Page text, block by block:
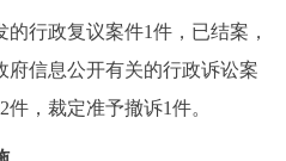
行政复议案件1件，已结案，
信息公开有关的行政诉讼案
，裁定准予撤诉1件。